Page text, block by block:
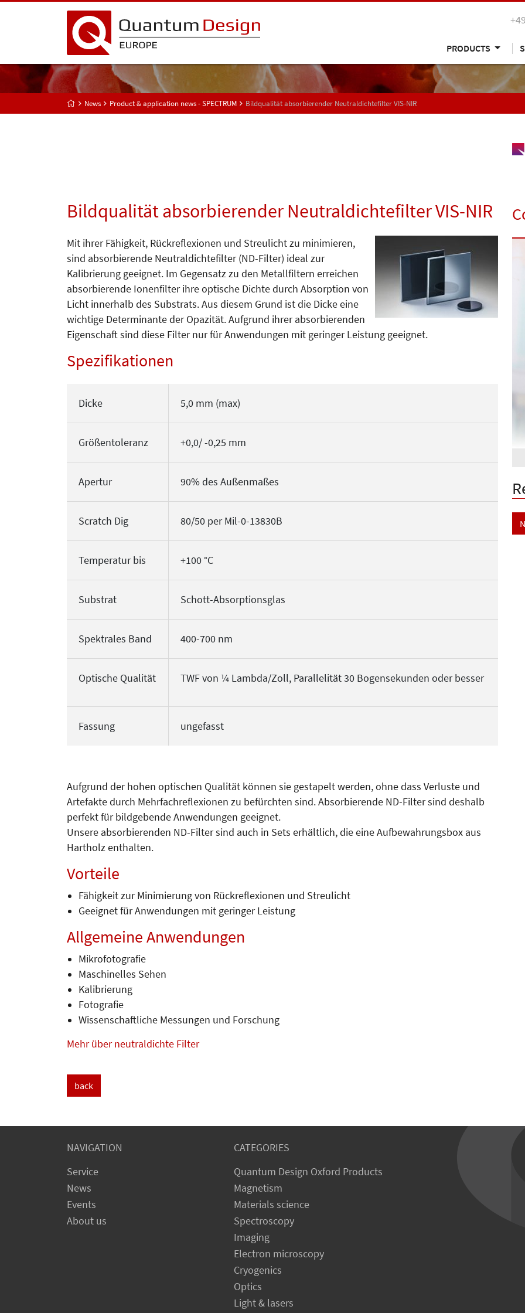
PRODUCTS
News Product & application news - SPECTRUM Bildqualität absorbierender Neutraldichtefilter VIS-NIR
Bildqualität absorbierender Neutraldichtefilter VIS-NIR
Mit ihrer Fähigkeit, Rückreflexionen und Streulicht zu minimieren,
sind absorbierende Neutraldichtefilter (ND-Filter) ideal zur
Kalibrierung geeignet. Im Gegensatz zu den Metallfiltern erreichen
absorbierende Ionenfilter ihre optische Dichte durch Absorption von
Licht innerhalb des Substrats. Aus diesem Grund ist die Dicke eine
wichtige Determinante der Opazität. Aufgrund ihrer absorbierenden
Eigenschaft sind diese Filter nur für Anwendungen mit geringer Leistung geeignet.
Spezifikationen
Dicke 5,0 mm (max)
Größentoleranz +0,0/ -0,25 mm
Apertur 90% des Außenmaßes
Scratch Dig 80/50 per Mil-0-13830B
Temperatur bis +100 °C
Substrat Schott-Absorptionsglas
Spektrales Band 400-700 nm
Optische Qualität TWF von ¼ Lambda/Zoll, Parallelität 30 Bogensekunden oder besser
Fassung ungefasst
Aufgrund der hohen optischen Qualität können sie gestapelt werden, ohne dass Verluste und
Artefakte durch Mehrfachreflexionen zu befürchten sind. Absorbierende ND-Filter sind deshalb
perfekt für bildgebende Anwendungen geeignet.
Unsere absorbierenden ND-Filter sind auch in Sets erhältlich, die eine Aufbewahrungsbox aus
Hartholz enthalten.
Vorteile
Fähigkeit zur Minimierung von Rückreflexionen und Streulicht
Geeignet für Anwendungen mit geringer Leistung
Allgemeine Anwendungen
Mikrofotografie
Maschinelles Sehen
Kalibrierung
Fotografie
Wissenschaftliche Messungen und Forschung
Mehr über neutraldichte Filter
back
NAVIGATION
Service
News
Events
About us
CATEGORIES
Quantum Design Oxford Products
Magnetism
Materials science
Spectroscopy
Imaging
Electron microscopy
Cryogenics
Optics
Light & lasers